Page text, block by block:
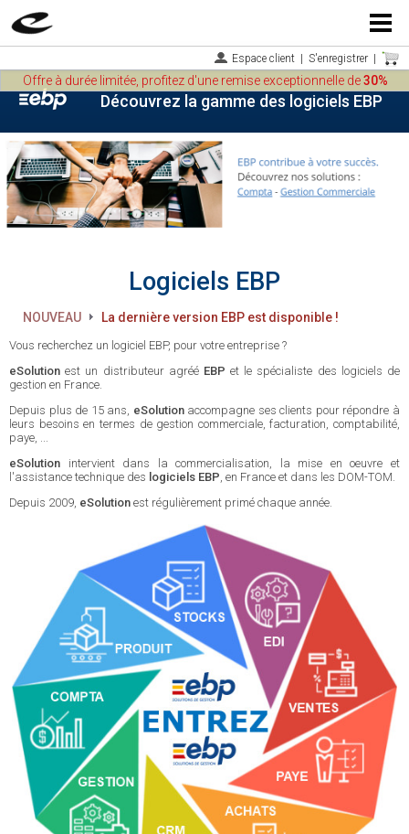
Menu
Espace client S'enregistrer
Découvrez la gamme des logiciels EBP
Offre à durée limitée, profitez d'une remise exceptionnelle de30%
Logiciels EBP
NOUVEAU La dernière version EBP est disponible !
Vous recherchez un logiciel EBP, pour votre entreprise ?
eSolution est un distributeur agréé EBP et le spécialiste des logiciels de
gestion en France.
Depuis plus de 15 ans, eSolutionaccompagne ses clients pour répondre à
leurs besoins en termes de gestion commerciale, facturation, comptabilité,
paye, ...
eSolution intervient dans la commercialisation, la mise en oeuvre et
l'assistance technique des logiciels EBP, en France et dans les DOM-TOM.
Depuis 2009, eSolution est régulièrement primé chaque année.